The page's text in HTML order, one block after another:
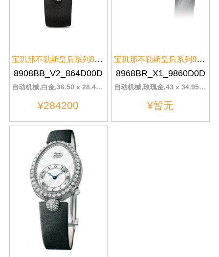
宝玑那不勒斯皇后系列8908BB/V2/8...
8908BB_V2_864D00D
自动机械,白金,36.50 x 28.4mm
¥284200
宝玑那不勒斯皇后系列8968BR/X1/9...
8968BR_X1_9860D0D
自动机械,玫瑰金,43 x 34.95mm
¥暂无